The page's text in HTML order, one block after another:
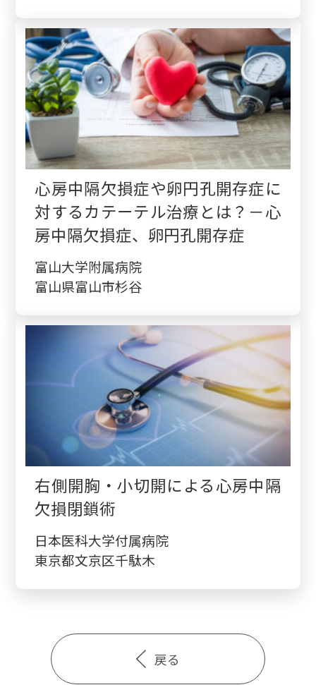
心房中隔欠損症や卵円孔開存症に
対するカテーテル治療とは？－心
房中隔欠損症、卵円孔開存症
富山大学附属病院
富山県富山市杉谷
右側開胸・小切開による心房中隔
欠損閉鎖術
日本医科大学付属病院
東京都文京区千駄木
戻る